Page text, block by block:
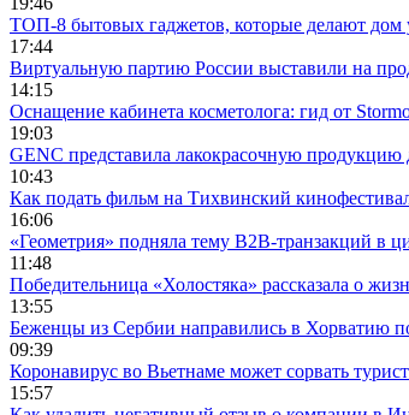
ТОП-8 бытовых гаджетов, которые делают дом
17:44
Виртуальную партию России выставили на
14:15
Оснащение кабинета косметолога: гид от
19:03
GENC представила лакокрасочную продукцию
10:43
Как подать фильм на Тихвинский
16:06
«Геометрия» подняла тему B2B-транзакций
11:48
Победительница «Холостяка» рассказала о
13:55
Беженцы из Сербии направились в Хорватию
09:39
Коронавирус во Вьетнаме может сорвать
15:57